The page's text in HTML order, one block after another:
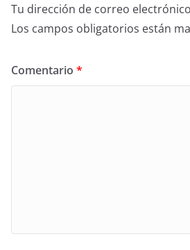
Tu dirección de correo
Los campos obligatorios están
Comentario *